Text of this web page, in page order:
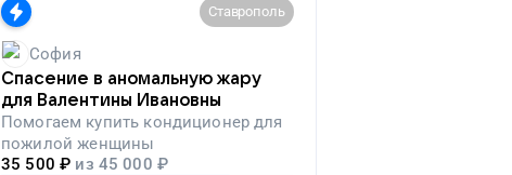
Ставрополь
София
Спасение в аномальную жару
для Валентины Ивановны
Помогаем купить кондиционер для
пожилой женщины
35 500 ₽ из 45 000 ₽